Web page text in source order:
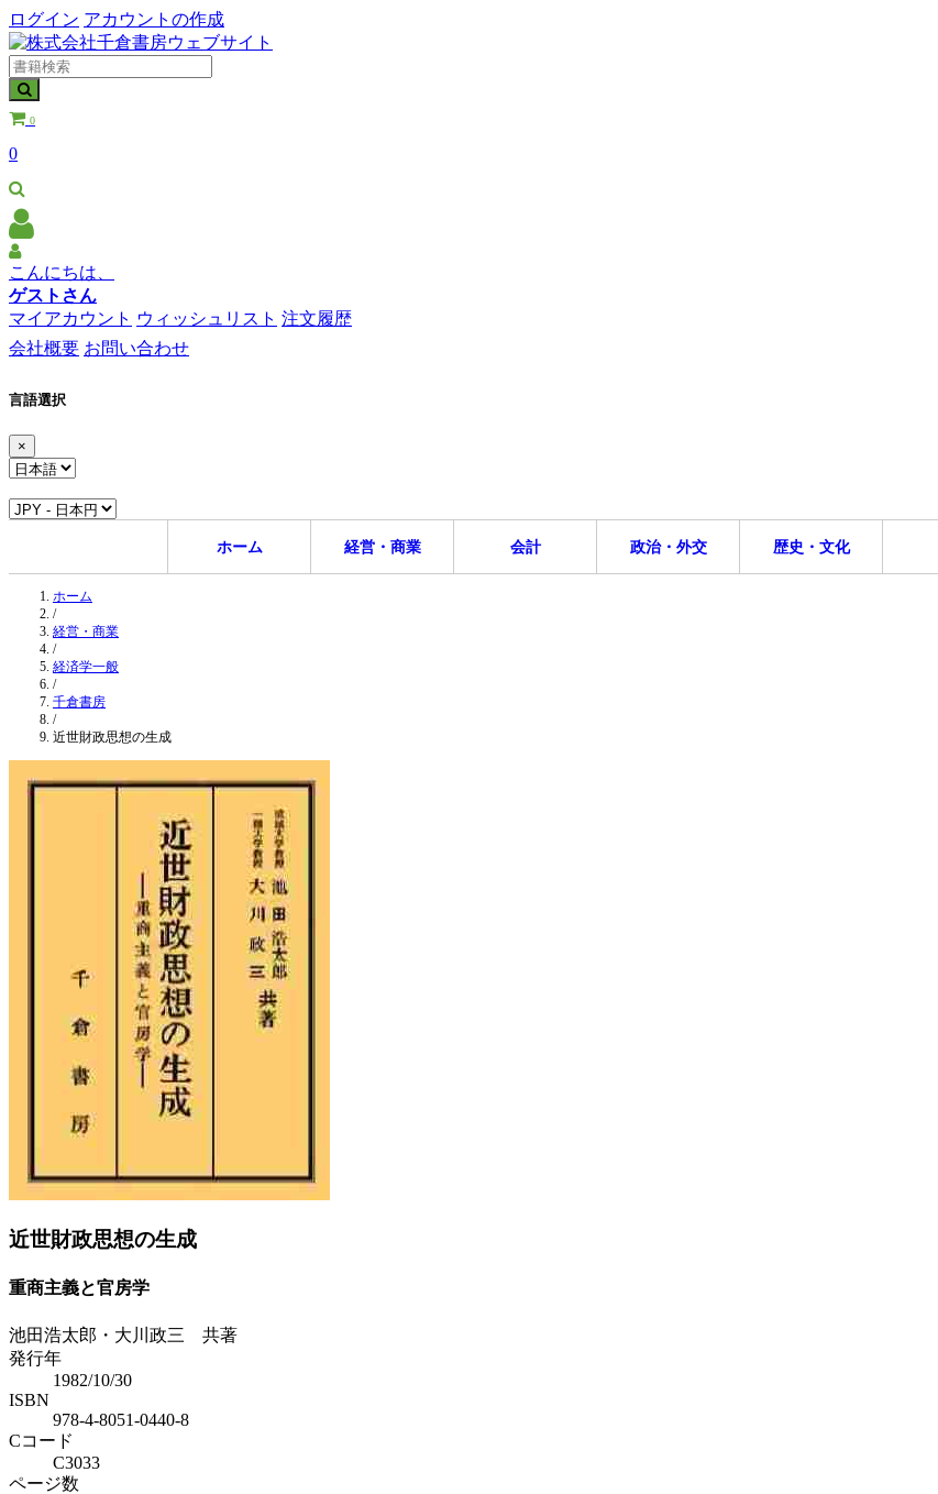
ログイン アカウントの作成
0
0
こんにちは、
ゲストさん
マイアカウント ウィッシュリスト 注文履歴
会社概要 お問い合わせ
言語選択
×
ホーム 経営・商業 会計 政治・外交 歴史・文化
ホーム
/
経営・商業
/
経済学一般
/
千倉書房
/
近世財政思想の生成
近世財政思想の生成
重商主義と官房学
池田浩太郎・大川政三 共著
発行年
1982/10/30
ISBN
978-4-8051-0440-8
Cコード
C3033
ページ数